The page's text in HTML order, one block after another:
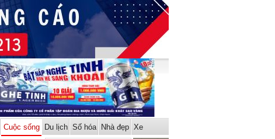
Cuộc sống Du lịch Số hóa Nhà đẹp Xe